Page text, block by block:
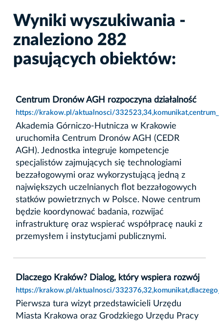
Wyniki wyszukiwania -
znaleziono 282
pasujących obiektów:
Centrum Dronów AGH rozpoczyna działalność
https://krakow.pl/aktualnosci/
Akademia Górniczo-Hutnicza w Krakowie
uruchomiła Centrum Dronów AGH (CEDR
AGH). Jednostka integruje kompetencje
specjalistów zajmujących się technologiami
bezzałogowymi oraz wykorzystującą jedną z
największych uczelnianych flot bezzałogowych
statków powietrznych w Polsce. Nowe centrum
będzie koordynować badania, rozwijać
infrastrukturę oraz wspierać współpracę nauki z
przemysłem i instytucjami publicznymi.
Dlaczego Kraków? Dialog, który wspiera rozwój
https://krakow.pl/aktualnosci/
Pierwsza tura wizyt przedstawicieli Urzędu
Miasta Krakowa oraz Grodzkiego Urzędu Pracy